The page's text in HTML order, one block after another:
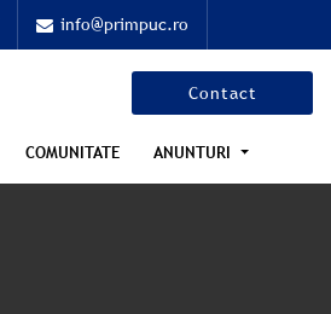
info@primpuc.ro
Contact
COMUNITATE ANUNTURI